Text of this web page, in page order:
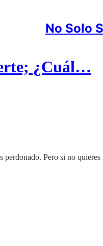
No Solo
¿Cuál…
perdonado. Pero si no